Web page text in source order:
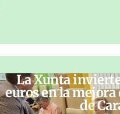
La Xunta
euros en la mejora
de